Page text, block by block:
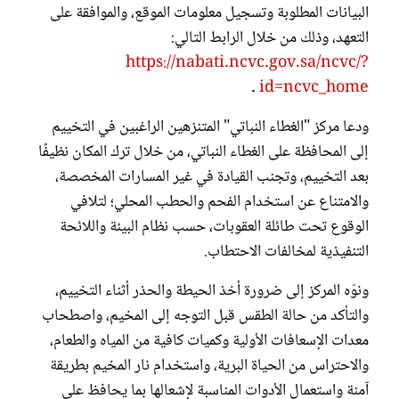
البيانات المطلوبة وتسجيل معلومات الموقع، والموافقة على
التعهد، وذلك من خلال الرابط التالي:
https://nabati.ncvc.gov.sa/ncvc/?
id=ncvc_home
.
ودعا مركز "الغطاء النباتي" المتنزهين الراغبين في التخييم
إلى المحافظة على الغطاء النباتي، من خلال ترك المكان نظيفًا
بعد التخييم، وتجنب القيادة في غير المسارات المخصصة،
والامتناع عن استخدام الفحم والحطب المحلي؛ لتلافي
الوقوع تحت طائلة العقوبات، حسب نظام البيئة واللائحة
التنفيذية لمخالفات الاحتطاب.
ونوّه المركز إلى ضرورة أخذ الحيطة والحذر أثناء التخييم،
والتأكد من حالة الطقس قبل التوجه إلى المخيم، واصطحاب
معدات الإسعافات الأولية وكميات كافية من المياه والطعام،
والاحتراس من الحياة البرية، واستخدام نار المخيم بطريقة
آمنة واستعمال الأدوات المناسبة لإشعالها بما يحافظ على